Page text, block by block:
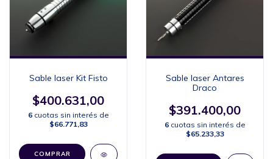
Sable laser Kit Fisto
$400.631,00
6 cuotas sin interés de
$66.771,83
COMPRAR
Sable laser Antares
Draco
$391.400,00
6 cuotas sin interés de
$65.233,33